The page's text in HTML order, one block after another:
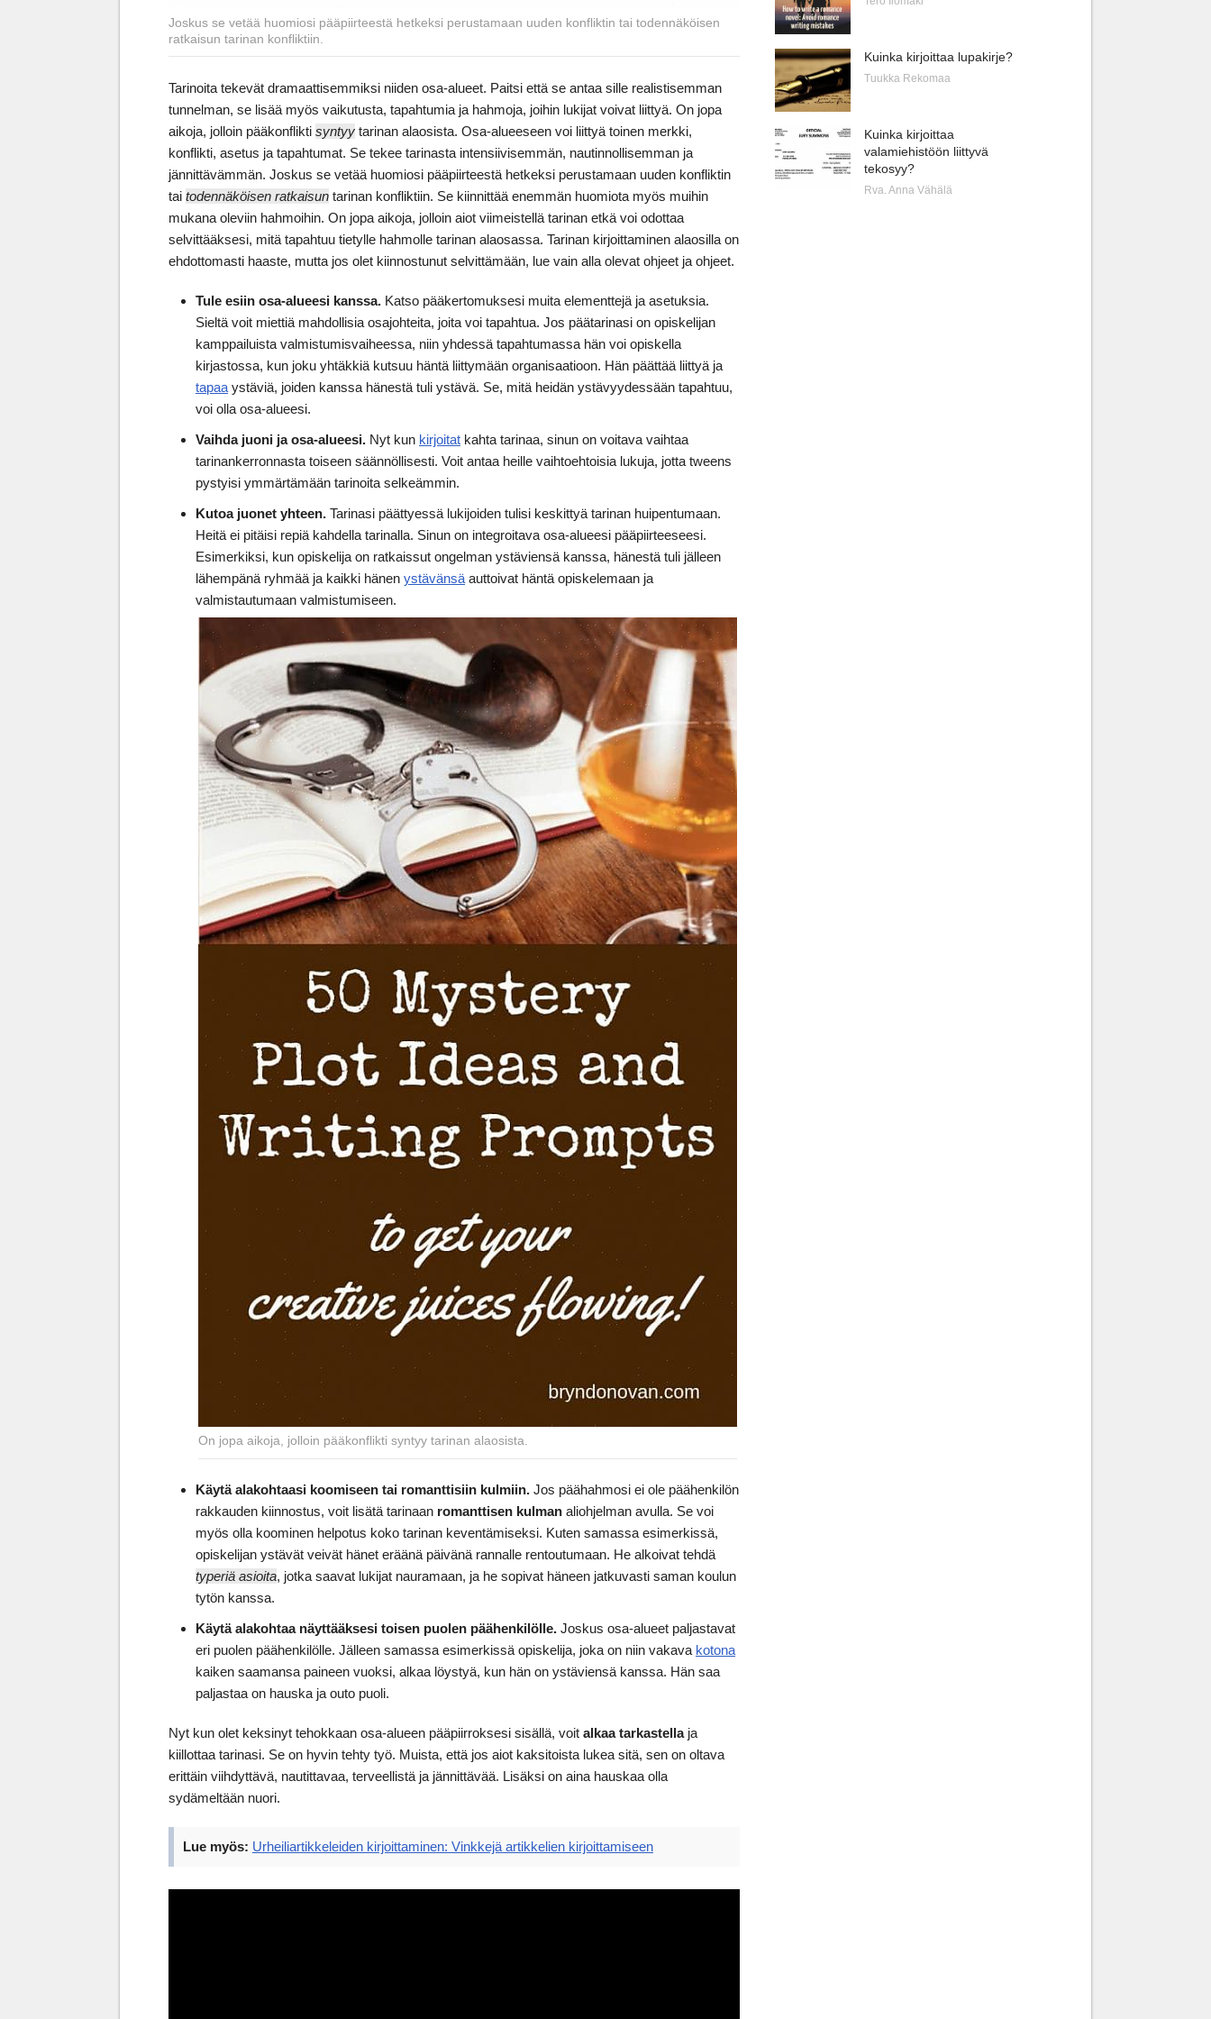
Joskus se vetää huomiosi pääpiirteestä hetkeksi perustamaan uuden konfliktin tai todennäköisen
ratkaisun tarinan konfliktiin.
Tarinoita tekevät dramaattisemmiksi niiden osa-alueet. Paitsi että se antaa sille realistisemman
tunnelman, se lisää myös vaikutusta, tapahtumia ja hahmoja, joihin lukijat voivat liittyä. On jopa
aikoja, jolloin pääkonflikti syntyy tarinan alaosista. Osa-alueeseen voi liittyä toinen merkki,
konflikti, asetus ja tapahtumat. Se tekee tarinasta intensiivisemmän, nautinnollisemman ja
jännittävämmän. Joskus se vetää huomiosi pääpiirteestä hetkeksi perustamaan uuden konfliktin
tai todennäköisen ratkaisun tarinan konfliktiin. Se kiinnittää enemmän huomiota myös muihin
mukana oleviin hahmoihin. On jopa aikoja, jolloin aiot viimeistellä tarinan etkä voi odottaa
selvittääksesi, mitä tapahtuu tietylle hahmolle tarinan alaosassa. Tarinan kirjoittaminen alaosilla on
ehdottomasti haaste, mutta jos olet kiinnostunut selvittämään, lue vain alla olevat ohjeet ja ohjeet.
Tule esiin osa-alueesi kanssa. Katso pääkertomuksesi muita elementtejä ja asetuksia.
Sieltä voit miettiä mahdollisia osajohteita, joita voi tapahtua. Jos päätarinasi on opiskelijan
kamppailuista valmistumisvaiheessa, niin yhdessä tapahtumassa hän voi opiskella
kirjastossa, kun joku yhtäkkiä kutsuu häntä liittymään organisaatioon. Hän päättää liittyä ja
tapaa ystäviä, joiden kanssa hänestä tuli ystävä. Se, mitä heidän ystävyydessään tapahtuu,
voi olla osa-alueesi.
Vaihda juoni ja osa-alueesi. Nyt kun kirjoitat kahta tarinaa, sinun on voitava vaihtaa
tarinankerronnasta toiseen säännöllisesti. Voit antaa heille vaihtoehtoisia lukuja, jotta tweens
pystyisi ymmärtämään tarinoita selkeämmin.
Kutoa juonet yhteen. Tarinasi päättyessä lukijoiden tulisi keskittyä tarinan huipentumaan.
Heitä ei pitäisi repiä kahdella tarinalla. Sinun on integroitava osa-alueesi pääpiirteeseesi.
Esimerkiksi, kun opiskelija on ratkaissut ongelman ystäviensä kanssa, hänestä tuli jälleen
lähempänä ryhmää ja kaikki hänen ystävänsä auttoivat häntä opiskelemaan ja
valmistautumaan valmistumiseen.
On jopa aikoja, jolloin pääkonflikti syntyy tarinan alaosista.
Käytä alakohtaasi koomiseen tai romanttisiin kulmiin. Jos päähahmosi ei ole päähenkilön
rakkauden kiinnostus, voit lisätä tarinaan romanttisen kulman aliohjelman avulla. Se voi
myös olla koominen helpotus koko tarinan keventämiseksi. Kuten samassa esimerkissä,
opiskelijan ystävät veivät hänet eräänä päivänä rannalle rentoutumaan. He alkoivat tehdä
typeriä asioita, jotka saavat lukijat nauramaan, ja he sopivat häneen jatkuvasti saman koulun
tytön kanssa.
Käytä alakohtaa näyttääksesi toisen puolen päähenkilölle. Joskus osa-alueet paljastavat
eri puolen päähenkilölle. Jälleen samassa esimerkissä opiskelija, joka on niin vakava kotona
kaiken saamansa paineen vuoksi, alkaa löystyä, kun hän on ystäviensä kanssa. Hän saa
paljastaa on hauska ja outo puoli.
Nyt kun olet keksinyt tehokkaan osa-alueen pääpiirroksesi sisällä, voit alkaa tarkastellaja
kiillottaa tarinasi. Se on hyvin tehty työ. Muista, että jos aiot kaksitoista lukea sitä, sen on oltava
erittäin viihdyttävä, nautittavaa, terveellistä ja jännittävää. Lisäksi on aina hauskaa olla
sydämeltään nuori.
Lue myös: Urheiliartikkeleiden kirjoittaminen: Vinkkejä artikkelien kirjoittamiseen
Kuinka kirjoittaa lupakirje?
Tuukka Rekomaa
Kuinka kirjoittaa
valamiehistöön liittyvä
tekosyy?
Rva. Anna Vähälä